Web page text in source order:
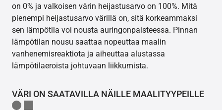
on 0% ja valkoisen värin heijastusarvo on 100%. Mitä
pienempi heijastusarvo värillä on, sitä korkeammaksi
sen lämpötila voi nousta auringonpaisteessa. Pinnan
lämpötilan nousu saattaa nopeuttaa maalin
vanhenemisreaktiota ja aiheuttaa alustassa
lämpötilaeroista johtuvaan liikkumista.
VÄRI ON SAATAVILLA NÄILLE MAALITYYPEILLE